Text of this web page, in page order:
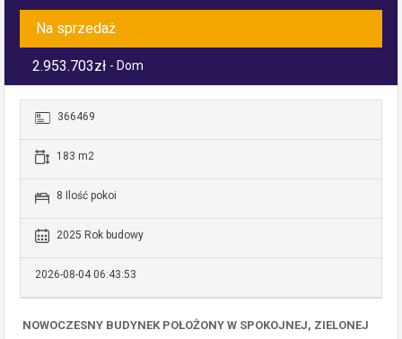
Na sprzedaż
2.953.703zł - Dom
366469
183 m2
8 Ilość pokoi
2025 Rok budowy
2026-08-04 06:43:53
NOWOCZESNY BUDYNEK POŁOŻONY W SPOKOJNEJ, ZIELONEJ